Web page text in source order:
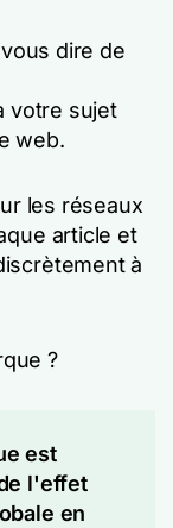
dire de
votre sujet
web.
les réseaux
article et
à
?
est
l'effet
en